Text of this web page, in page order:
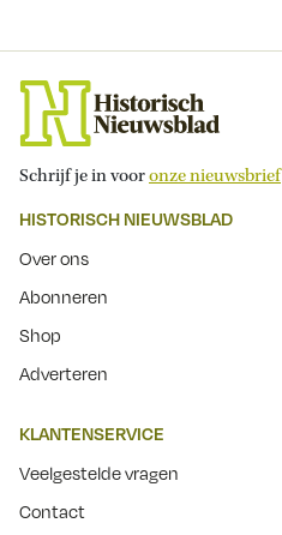
Schrijf je in vooronze nieuwsbrief
HISTORISCH NIEUWSBLAD
Over ons
Abonneren
Shop
Adverteren
KLANTENSERVICE
Veelgestelde vragen
Contact